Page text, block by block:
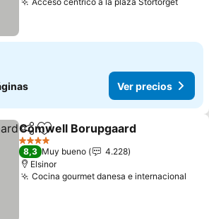
Ver
Ver precios
CompartirAgregar a favoritos
Comwell Borupgaard
4 Estrellas
8,3 Muy bueno
4.228
Elsinor
Cocina gourmet danesa e internacional